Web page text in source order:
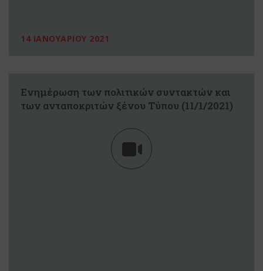
14 ΙΑΝΟΥΑΡΙΟΥ 2021
Eνημέρωση των πολιτικών συντακτών και
των ανταποκριτών ξένου Τύπου (11/1/2021)